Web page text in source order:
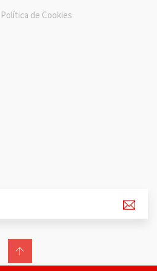
Política de Cookies